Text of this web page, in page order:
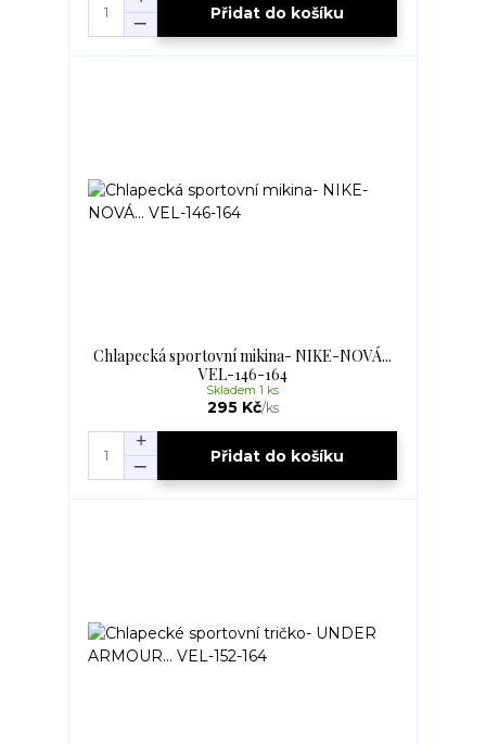
Přidat do košíku
Chlapecká sportovní mikina- NIKE-NOVÁ...
VEL-146-164
295 Kč/ks
Skladem 1 ks
Přidat do košíku